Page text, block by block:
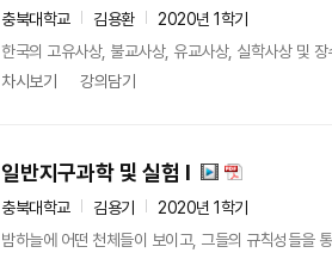
충북대학교 김용환
2020년 1학기
한국의 고유사상, 불교사상, 유교사상, 실학사상 및 장
차시보기
강의담기
일반지구과학 및 실험 I
충북대학교 김용기
2020년 1학기
밤하늘에 어떤 천체들이 보이고, 그들의 규칙성들을